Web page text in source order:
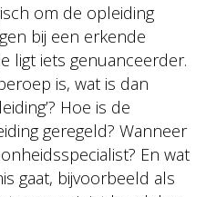
om de opleiding
bij een erkende
ligt iets genuanceerder.
is, wat is dan
Hoe is de
geregeld? Wanneer
En wat
gaat, bijvoorbeeld als